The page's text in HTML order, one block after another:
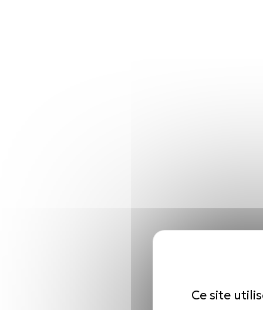
Ce site